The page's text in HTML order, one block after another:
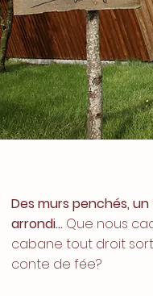
Des murs penchés,
arrondi… Que nous
cabane tout droit
conte de fée?